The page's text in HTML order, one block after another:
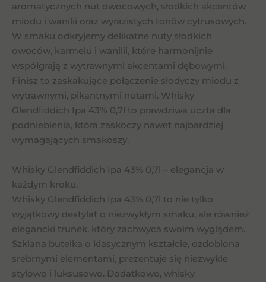
aromatycznych nut owocowych, słodkich akcentów
miodu i wanilii oraz wyrazistych tonów cytrusowych.
W smaku odkryjemy delikatne nuty słodkich
owoców, karmelu i wanilii, które harmonijnie
współgrają z wytrawnymi akcentami dębowymi.
Finisz to zaskakujące połączenie słodyczy miodu z
wytrawnymi, pikantnymi nutami. Whisky
Glendfiddich Ipa 43% 0,7l to prawdziwa uczta dla
podniebienia, która zaskoczy nawet najbardziej
wymagających smakoszy.
Whisky Glendfiddich Ipa 43% 0,7l – elegancja w
każdym kroku.
Whisky Glendfiddich Ipa 43% 0,7l to nie tylko
wyjątkowy destylat o niezwykłym smaku, ale również
elegancki trunek, który zachwyca swoim wyglądem.
Szklana butelka o klasycznym kształcie, ozdobiona
srebrnymi elementami, prezentuje się niezwykle
stylowo i luksusowo. Dodatkowo, whisky